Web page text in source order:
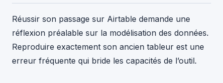
Réussir son passage sur Airtable demande une
réflexion préalable sur la modélisation des données.
Reproduire exactement son ancien tableur est une
erreur fréquente qui bride les capacités de l’outil.